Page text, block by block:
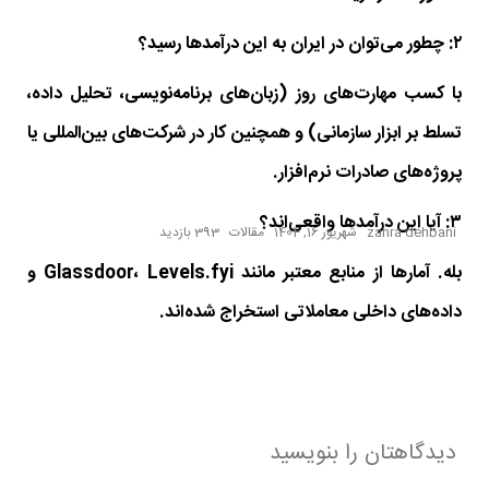
۲: چطور می‌توان در ایران به این درآمدها رسید؟
با کسب مهارت‌های روز (زبان‌های برنامه‌نویسی، تحلیل داده،
تسلط بر ابزار سازمانی) و همچنین کار در شرکت‌های بین‌المللی یا
پروژه‌های صادرات نرم‌افزار.
۳: آیا این درآمدها واقعی‌اند؟
بله. آمارها از منابع معتبر مانند Glassdoor، Levels.fyi و
داده‌های داخلی معاملاتی استخراج شده‌اند.
zahra dehbani شهریور 16, 1404 مقالات 393 بازدید
دیدگاهتان را بنویسید